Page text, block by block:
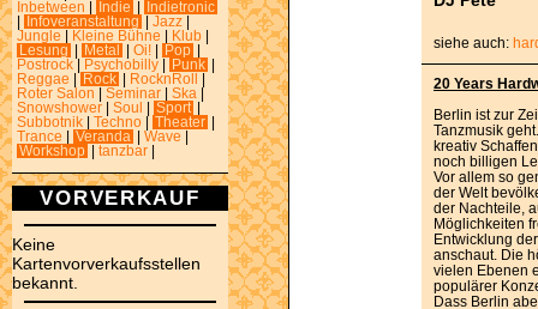
Inbetween
Indie
Indietronic
Infoveranstaltung Jazz
Jungle
Kleine Bühne Klub
Lesung
Metal Oi! Pop
Postrock
Psychobilly Punk
Reggae
Rock RocknRoll
Roter Salon
Seminar Ska
Snowshower
Soul Sport
Subbotnik
Techno Theater
Trance
Veranda Wave
Workshop
tanzbar
VORVERKAUF
Keine
Kartenvorverkaufsstellen
bekannt.
siehe auch:
20 Years
Berlin ist zur
Tanzmusik
kreativ
noch billigen
Vor allem so
der Welt
der Nachteile,
Möglichkeiten
Entwicklung
anschaut. Die
vielen Ebenen
populärer
Dass Berlin